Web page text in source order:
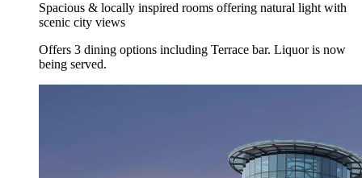
Spacious & locally inspired rooms offering natural light with
scenic city views
Offers 3 dining options including Terrace bar. Liquor is now
being served.